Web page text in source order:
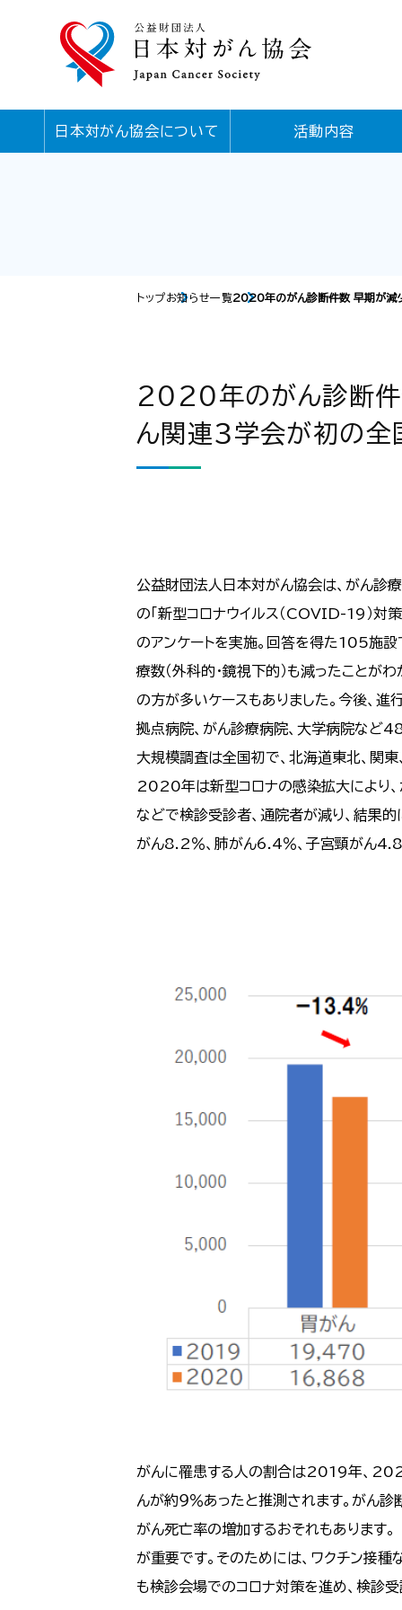
日本対がん協会について 活動内容
トップお知らせ一覧2020年のがん診断件数 早期が減
2020年のがん診断件
ん関連３学会が初の全
公益財団法人日本対がん協会は、がん診
の「新型コロナウイルス（COVID-19）対
のアンケートを実施。回答を得た105
療数（外科的・鏡視下的）も減ったこと
の方が多いケースもありました。今後、
拠点病院、がん診療病院、大学病院など
大規模調査は全国初で、北海道東北、関
2020年は新型コロナの感染拡大により、
などで検診受診者、通院者が減り、結果
がん8.2％、肺がん6.4％、子宮頸がん
がんに罹患する人の割合は2019年、
んが約９％あったと推測されます。がん
がん死亡率の増加するおそれもあります
が重要です。そのためには、ワクチン接
も検診会場でのコロナ対策を進め、検診